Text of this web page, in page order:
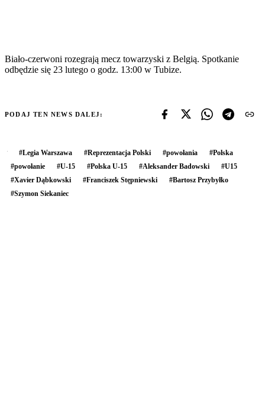
Biało-czerwoni rozegrają mecz towarzyski z Belgią. Spotkanie
odbędzie się 23 lutego o godz. 13:00 w Tubize.
PODAJ TEN NEWS DALEJ:
#Legia Warszawa #Reprezentacja Polski #powołania #Polska
#powołanie #U-15 #Polska U-15 #Aleksander Badowski #U15
#Xavier Dąbkowski #Franciszek Stępniewski #Bartosz Przybyłko
#Szymon Siekaniec